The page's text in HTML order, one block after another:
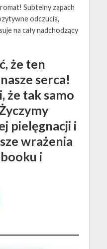
Subtelny zapach
odczucia,
na cały nadchodzący
że ten
serca!
że tak samo
pielęgnacji i
wrażenia
i